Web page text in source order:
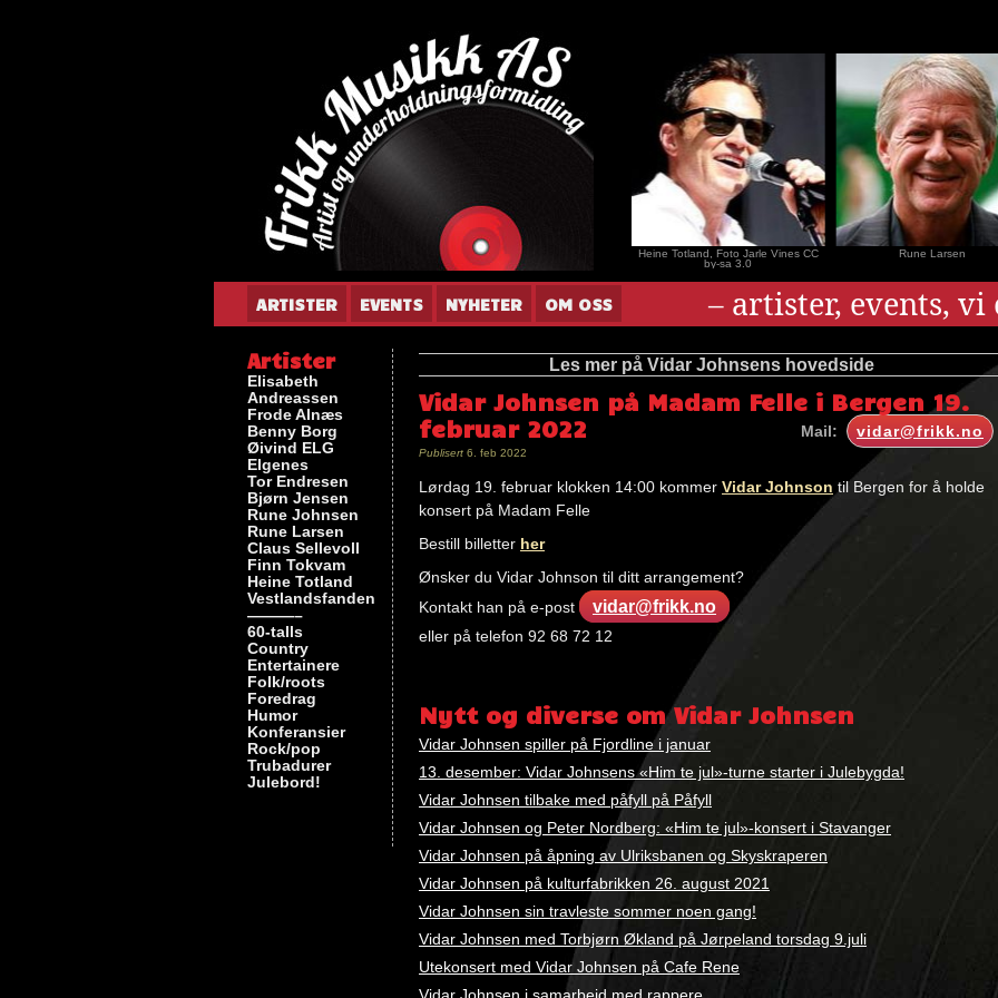
Gunnar Andersen
Heine Totland, Foto Jarle Vines CC
by-sa 3.0
Rune Larsen
ARTISTER EVENTS NYHETER OM OSS – artister, events,
Les mer på Vidar Johnsens hovedside
Vidar Johnsen på Madam Felle i Bergen 19.
februar 2022
vidar@frikk.no
Mail:
Publisert 6. feb 2022
Lørdag 19. februar klokken 14:00 kommer Vidar Johnson til Bergen for å holde
konsert på Madam Felle
Bestill billetter her
Ønsker du Vidar Johnson til ditt arrangement?
Kontakt han på e-post
vidar@frikk.no
eller på telefon 92 68 72 12
Johnsen
Nytt og diverse om Vidar Johnsen
Vidar Johnsen spiller på Fjordline i januar
13. desember: Vidar Johnsens «Him te jul»-turne starter i Julebygda!
Vidar Johnsen tilbake med påfyll på Påfyll
Vidar Johnsen og Peter Nordberg: «Him te jul»-konsert i Stavanger
Vidar Johnsen på åpning av Ulriksbanen og Skyskraperen
Vidar Johnsen på kulturfabrikken 26. august 2021
Vidar Johnsen sin travleste sommer noen gang!
Vidar Johnsen med Torbjørn Økland på Jørpeland torsdag 9.juli
Utekonsert med Vidar Johnsen på Cafe Rene
Artister
Elisabeth
Andreassen
Frode Alnæs
Benny Borg
Øivind ELG
Elgenes
Tor Endresen
Bjørn Jensen
Rune Johnsen
Rune Larsen
Claus Sellevoll
Finn Tokvam
Heine Totland
Vestlandsfanden
———–
60-talls
Country
Entertainere
Folk/roots
Foredrag
Humor
Konferansier
Rock/pop
Trubadurer
Julebord!